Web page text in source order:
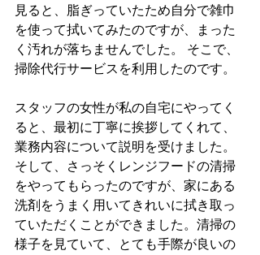
見ると、脂ぎっていたため自分で雑巾
を使って拭いてみたのですが、まった
く汚れが落ちませんでした。 そこで、
掃除代行サービスを利用したのです。
スタッフの女性が私の自宅にやってく
ると、最初に丁寧に挨拶してくれて、
業務内容について説明を受けました。
そして、さっそくレンジフードの清掃
をやってもらったのですが、家にある
洗剤をうまく用いてきれいに拭き取っ
ていただくことができました。清掃の
様子を見ていて、とても手際が良いの